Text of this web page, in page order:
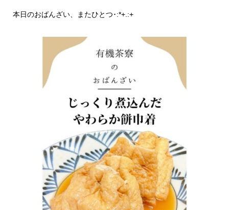
本日のおばんざい、またひとつ･:*+.:+